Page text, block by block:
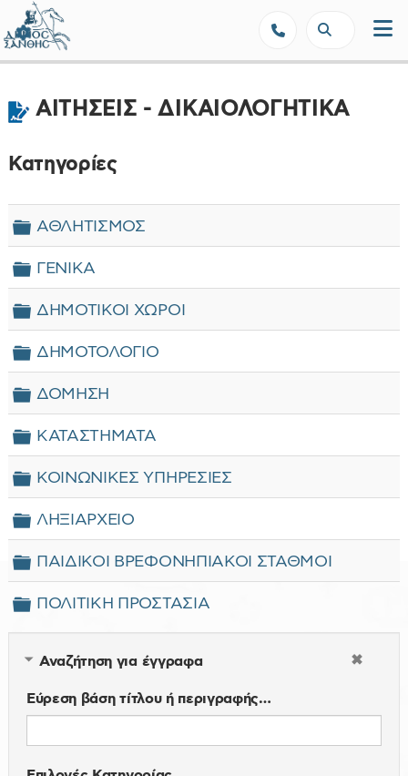
ΑΙΤΗΣΕΙΣ - ΔΙΚΑΙΟΛΟΓΗΤΙΚΑ
Κατηγορίες
Φάκελος
ΑΘΛΗΤΙΣΜΟΣ
Φάκελος
ΓΕΝΙΚΑ
Φάκελος
ΔΗΜΟΤΙΚΟΙ ΧΩΡΟΙ
Φάκελος
ΔΗΜΟΤΟΛΟΓΙΟ
Φάκελος
ΔΟΜΗΣΗ
Φάκελος
ΚΑΤΑΣΤΗΜΑΤΑ
Φάκελος
ΚΟΙΝΩΝΙΚΕΣ ΥΠΗΡΕΣΙΕΣ
Φάκελος
ΛΗΞΙΑΡΧΕΙΟ
Φάκελος
ΠΑΙΔΙΚΟΙ ΒΡΕΦΟΝΗΠΙΑΚΟΙ ΣΤΑΘΜΟΙ
Φάκελος
ΠΟΛΙΤΙΚΗ ΠΡΟΣΤΑΣΙΑ
Αναζήτηση για έγγραφα
Εύρεση βάση τίτλου ή περιγραφής…